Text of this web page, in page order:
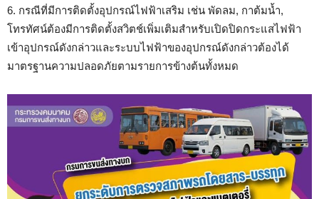
6. กรณีที่มีการติดตั้งอุปกรณ์ไฟฟ้าเสริม เช่น พัดลม, กาต้มน้ำ,
โทรทัศน์ต้องมีการติดตั้งสวิตช์เพิ่มเติมสำหรับเปิดปิดกระแสไฟฟ้า
เข้าอุปกรณ์ดังกล่าวและระบบไฟฟ้าของอุปกรณ์ดังกล่าวต้องได้
มาตรฐานความปลอดภัยตามรายการข้างต้นทั้งหมด